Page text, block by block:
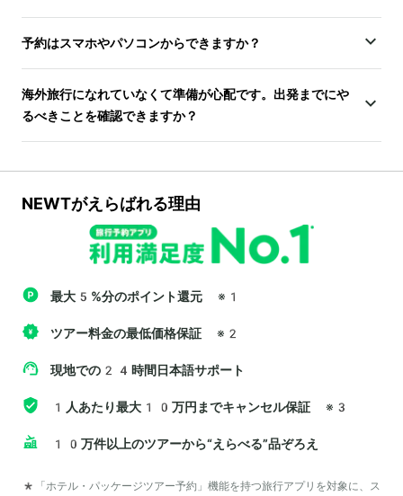
予約はスマホやパソコンからできますか？
海外旅行になれていなくて準備が心配です。出発までにや
るべきことを確認できますか？
NEWTがえらばれる理由
最大5%分のポイント還元 ※1
ツアー料金の最低価格保証 ※2
現地での24時間日本語サポート
1人あたり最大10万円までキャンセル保証 ※3
10万件以上のツアーから“えらべる”品ぞろえ
*「ホテル・パッケージツアー予約」機能を持つ旅行アプリを対象に、ス